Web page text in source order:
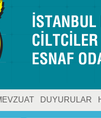
DUYURULAR